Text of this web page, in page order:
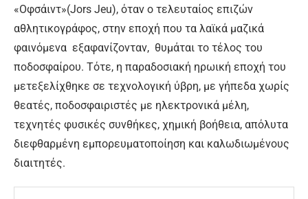
«Οφσάιντ»(Jors Jeu), όταν ο τελευταίος επιζών
αθλητικογράφος, στην εποχή που τα λαϊκά μαζικά
φαινόμενα εξαφανίζονταν, θυμάται το τέλος του
ποδοσφαίρου. Τότε, η παραδοσιακή ηρωική εποχή του
μετεξελίχθηκε σε τεχνολογική ύβρη, με γήπεδα χωρίς
θεατές, ποδοσφαιριστές με ηλεκτρονικά μέλη,
τεχνητές φυσικές συνθήκες, χημική βοήθεια, απόλυτα
διεφθαρμένη εμπορευματοποίηση και καλωδιωμένους
διαιτητές.